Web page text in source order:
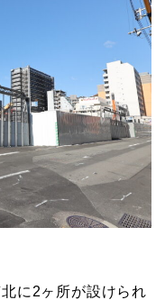
に2ヶ所が設けられ